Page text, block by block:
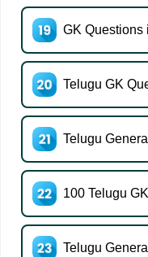
GK Questions
Telugu GK
Telugu
100 Telugu
Telugu